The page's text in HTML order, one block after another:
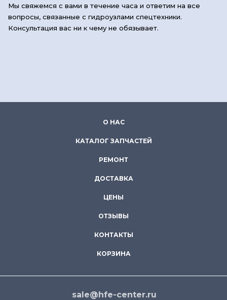
Мы свяжемся с вами в течение часа и ответим на все
вопросы, связанные с гидроузлами спецтехники.
Консультация вас ни к чему не обязывает.
О НАС
КАТАЛОГ ЗАПЧАСТЕЙ
РЕМОНТ
ДОСТАВКА
ЦЕНЫ
ОТЗЫВЫ
КОНТАКТЫ
КОРЗИНА
sale@hfe-center.ru